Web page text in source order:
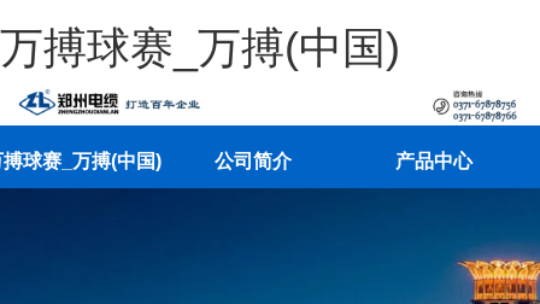
万搏球赛_万搏(中国)
球赛_万搏(中国) 公司简介 产品中心